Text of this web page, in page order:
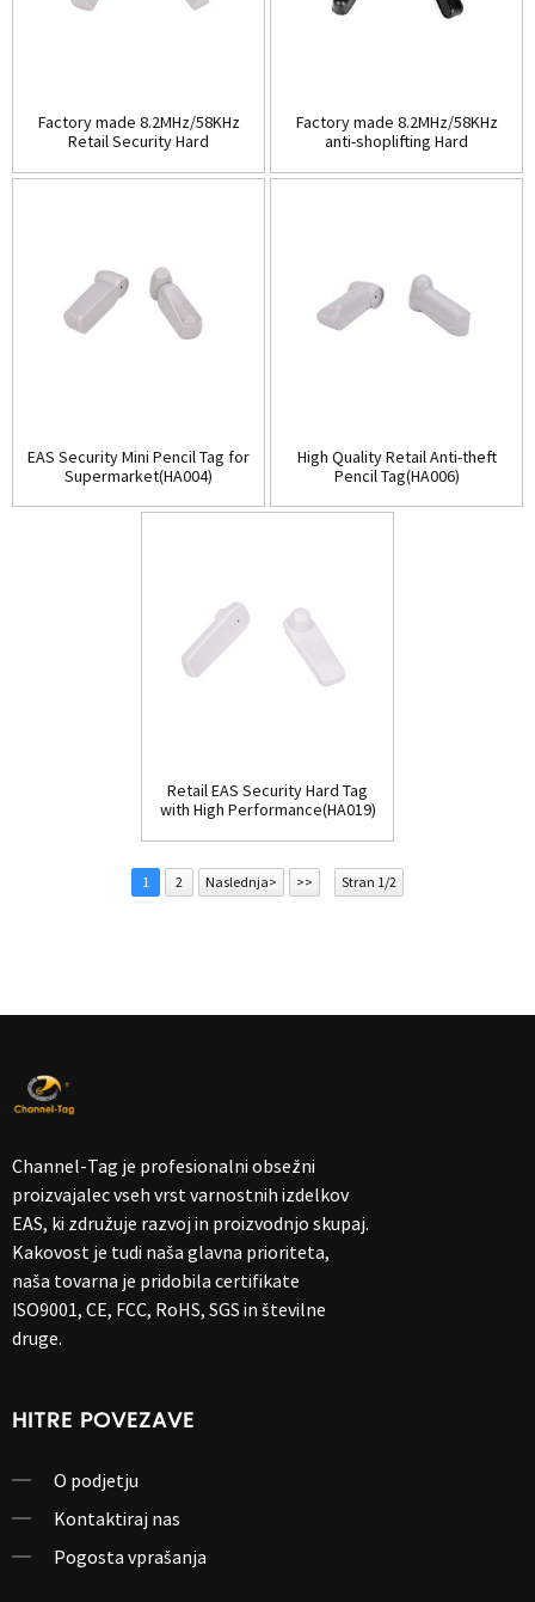
Factory made 8.2MHz/58KHz
Retail Security Hard
Factory made 8.2MHz/58KHz
anti-shoplifting Hard
EAS Security Mini Pencil Tag for
Supermarket(HA004)
High Quality Retail Anti-theft
Pencil Tag(HA006)
Retail EAS Security Hard Tag
with High Performance(HA019)
1 2 Naslednja> >> Stran 1/2
Channel-Tag je profesionalni obsežni
proizvajalec vseh vrst varnostnih izdelkov
EAS, ki združuje razvoj in proizvodnjo skupaj.
Kakovost je tudi naša glavna prioriteta,
naša tovarna je pridobila certifikate
ISO9001, CE, FCC, RoHS, SGS in številne
druge.
HITRE POVEZAVE
O podjetju
Kontaktiraj nas
Pogosta vprašanja